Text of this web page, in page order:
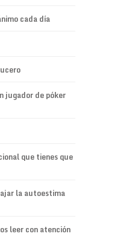
cada día
jugador de póker
que tienes que
la autoestima
leer con atención